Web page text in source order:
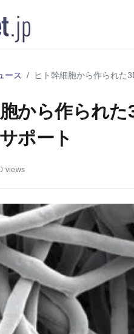
ース ヒト幹細胞から作られた
から作られ
ポート
views